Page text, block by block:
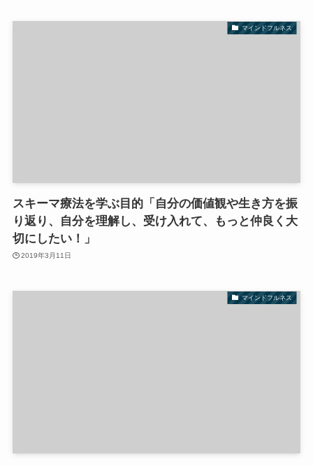
マインドフルネス
スキーマ療法を学ぶ目的「自分の価値観や生き方を振
り返り、自分を理解し、受け入れて、もっと仲良く大
切にしたい！」
2019年3月11日
マインドフルネス